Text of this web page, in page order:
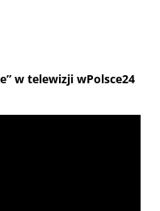
w telewizji wPolsce24